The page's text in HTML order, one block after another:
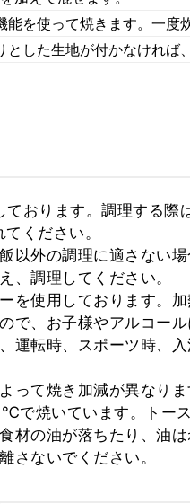
を使って焼きます。一度
した生地が付かなければ
おります。調理する際
ください。
以外の調理に適さない
、調理してください。
を使用しております。
で、お子様やアルコー
運転時、スポーツ時、
って焼き加減が異なり
で焼いています。トー
材の油が落ちたり、油
さないでください。